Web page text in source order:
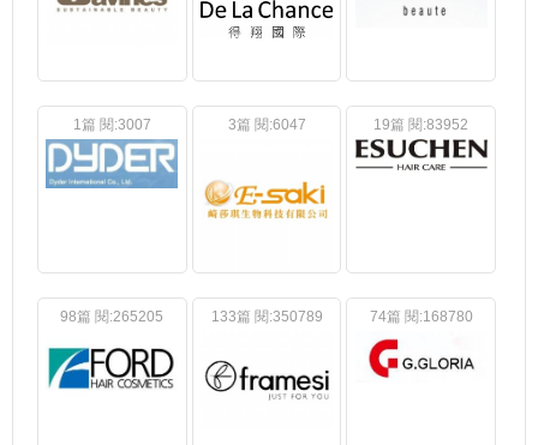
1篇 閱:3007 3篇 閱:6047 19篇 閱:83952
98篇 閱:265205 133篇 閱:350789 74篇 閱:168780